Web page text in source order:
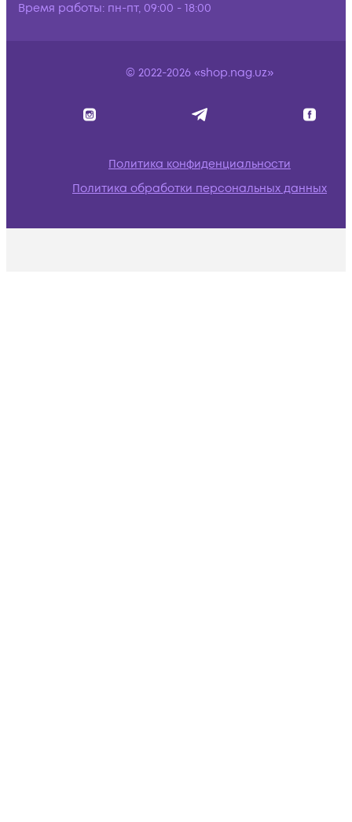
Время работы: пн-пт, 09:00 - 18:00
© 2022-2026 «shop.nag.uz»
Политика конфиденциальности
Политика обработки персональных данных